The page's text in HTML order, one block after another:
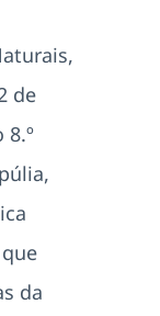
de
8.º
da